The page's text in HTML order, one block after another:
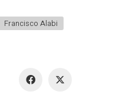
Francisco Alabi